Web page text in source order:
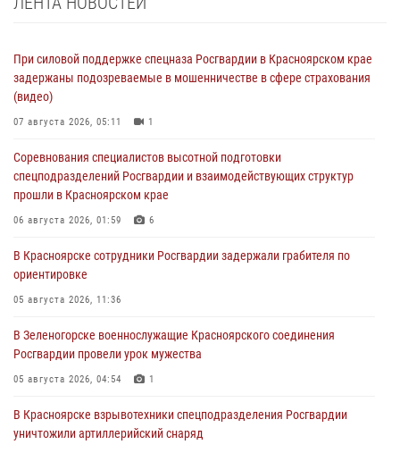
При силовой поддержке спецназа Росгвардии в Красноярском крае
задержаны подозреваемые в мошенничестве в сфере страхования
(видео)
07 августа 2026, 05:11 1
Соревнования специалистов высотной подготовки
спецподразделений Росгвардии и взаимодействующих структур
прошли в Красноярском крае
06 августа 2026, 01:59 6
В Красноярске сотрудники Росгвардии задержали грабителя по
ориентировке
05 августа 2026, 11:36
В Зеленогорске военнослужащие Красноярского соединения
Росгвардии провели урок мужества
05 августа 2026, 04:54 1
В Красноярске взрывотехники спецподразделения Росгвардии
уничтожили артиллерийский снаряд